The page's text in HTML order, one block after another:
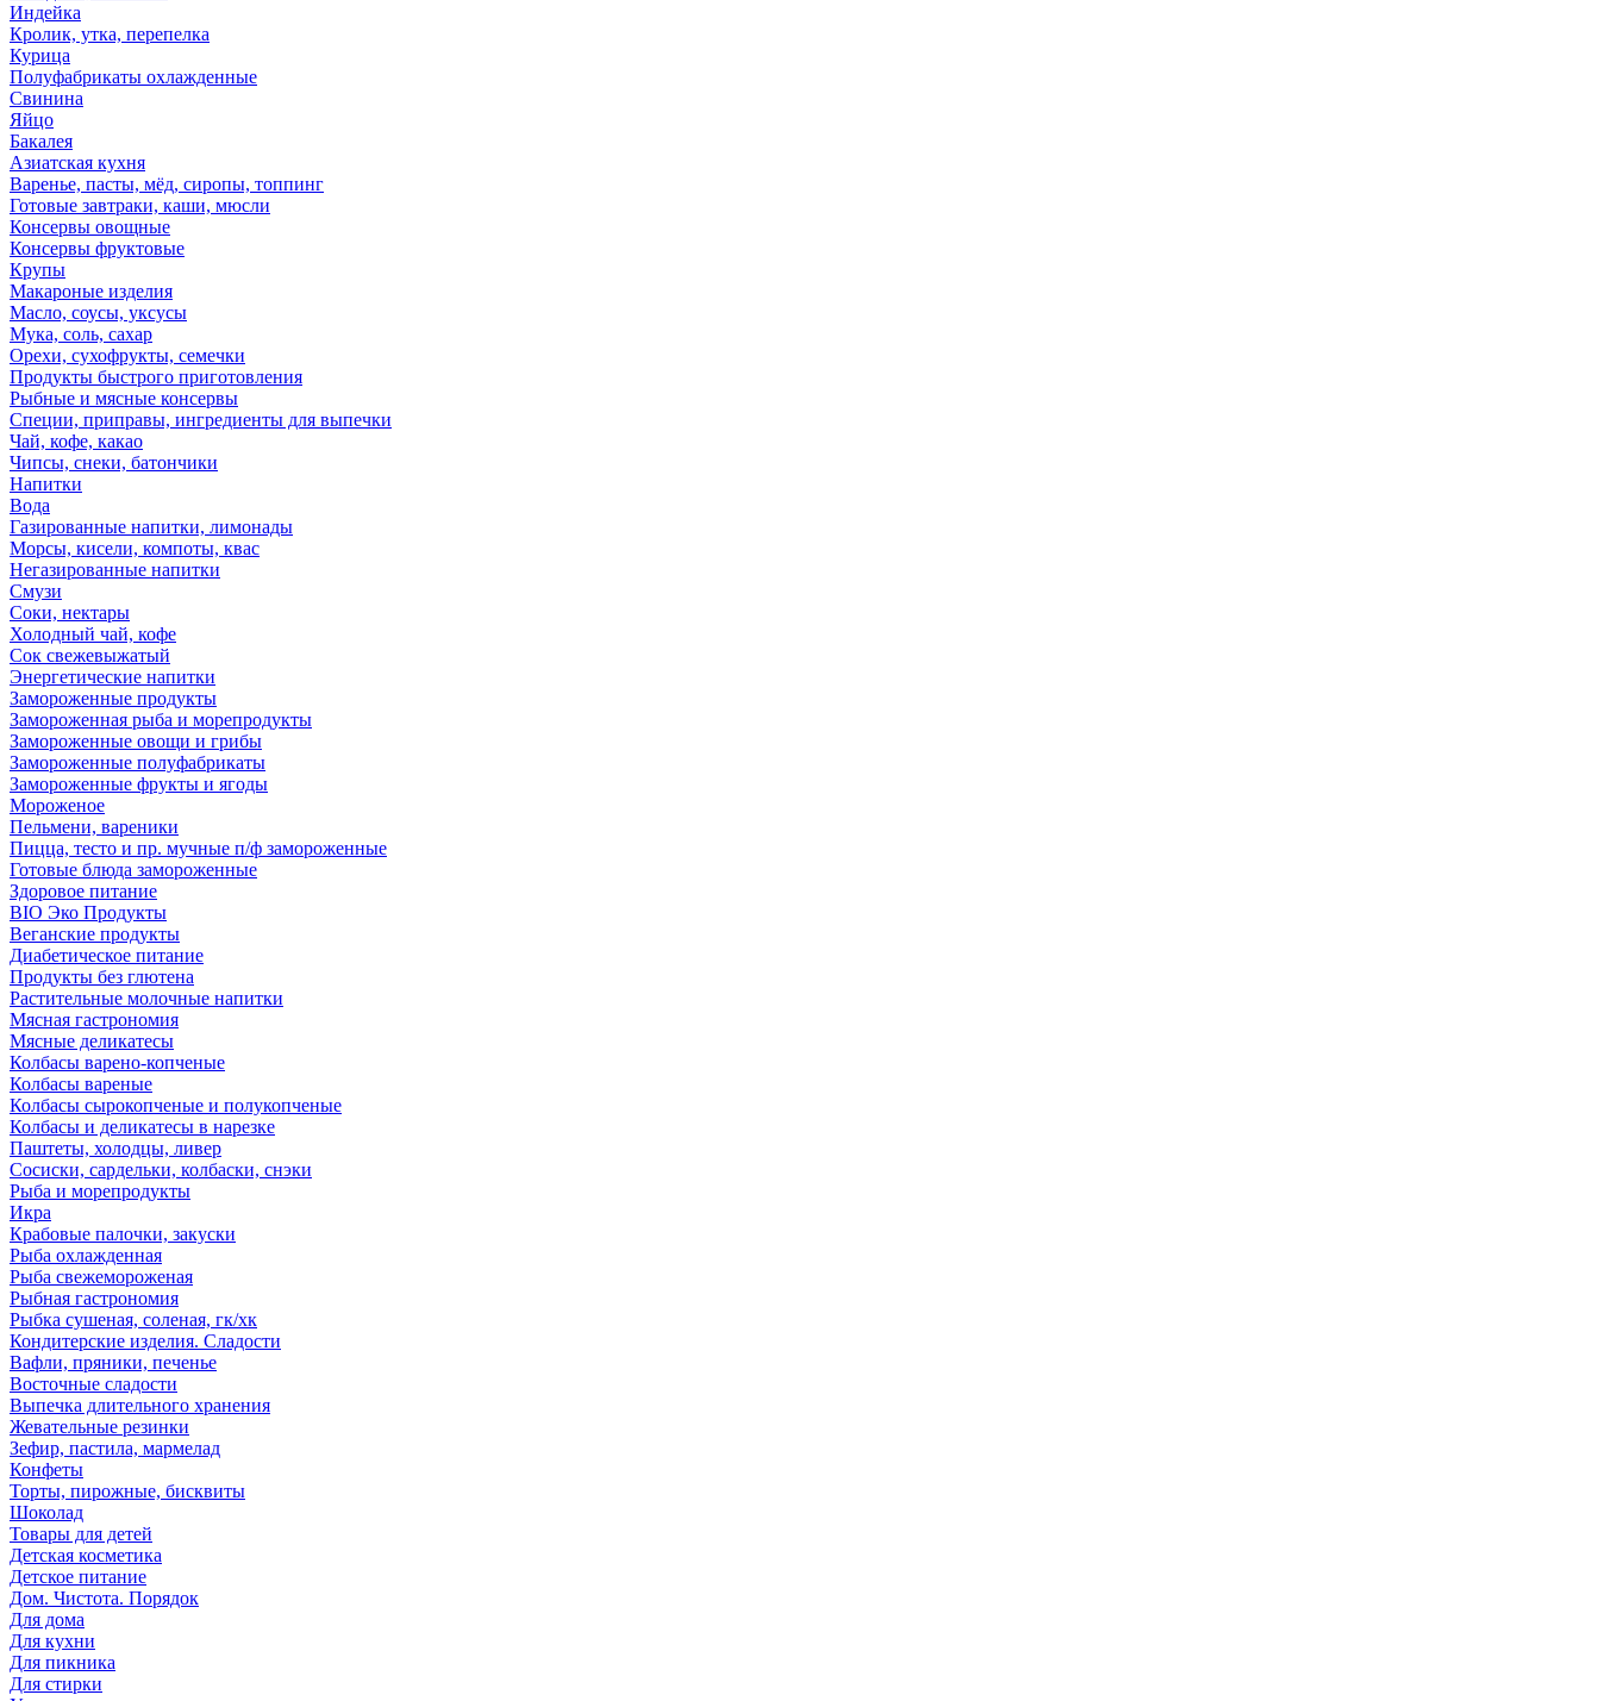
Индейка
Кролик, утка, перепелка
Курица
Полуфабрикаты охлажденные
Свинина
Яйцо
Бакалея
Азиатская кухня
Варенье, пасты, мёд, сиропы, топпинг
Готовые завтраки, каши, мюсли
Консервы овощные
Консервы фруктовые
Крупы
Макароные изделия
Масло, соусы, уксусы
Мука, соль, сахар
Орехи, сухофрукты, семечки
Продукты быстрого приготовления
Рыбные и мясные консервы
Специи, приправы, ингредиенты для выпечки
Чай, кофе, какао
Чипсы, снеки, батончики
Напитки
Вода
Газированные напитки, лимонады
Морсы, кисели, компоты, квас
Негазированные напитки
Смузи
Соки, нектары
Холодный чай, кофе
Сок свежевыжатый
Энергетические напитки
Замороженные продукты
Замороженная рыба и морепродукты
Замороженные овощи и грибы
Замороженные полуфабрикаты
Замороженные фрукты и ягоды
Мороженое
Пельмени, вареники
Пицца, тесто и пр. мучные п/ф замороженные
Готовые блюда замороженные
Здоровое питание
BIO Эко Продукты
Веганские продукты
Диабетическое питание
Продукты без глютена
Растительные молочные напитки
Мясная гастрономия
Мясные деликатесы
Колбасы варено-копченые
Колбасы вареные
Колбасы сырокопченые и полукопченые
Колбасы и деликатесы в нарезке
Паштеты, холодцы, ливер
Сосиски, сардельки, колбаски, снэки
Рыба и морепродукты
Икра
Крабовые палочки, закуски
Рыба охлажденная
Рыба свежемороженая
Рыбная гастрономия
Рыбка сушеная, соленая, гк/хк
Кондитерские изделия. Сладости
Вафли, пряники, печенье
Восточные сладости
Выпечка длительного хранения
Жевательные резинки
Зефир, пастила, мармелад
Конфеты
Торты, пирожные, бисквиты
Шоколад
Товары для детей
Детская косметика
Детское питание
Дом. Чистота. Порядок
Для дома
Для кухни
Для пикника
Для стирки